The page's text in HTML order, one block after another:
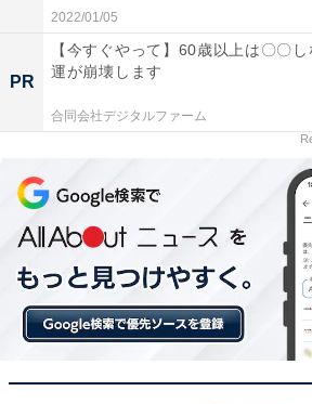
2022/01/05
PR
【今すぐやって】60歳以上は〇〇
運が崩壊します
合同会社デジタルファーム